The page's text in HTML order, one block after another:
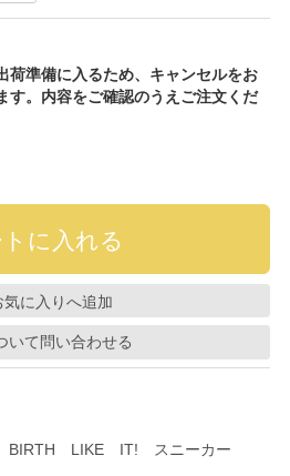
荷準備に入るため、キャンセルをお
す。内容をご確認のうえご注文くだ
気に入り
いて問い合わせる
BIRTH LIKE IT! スニーカー